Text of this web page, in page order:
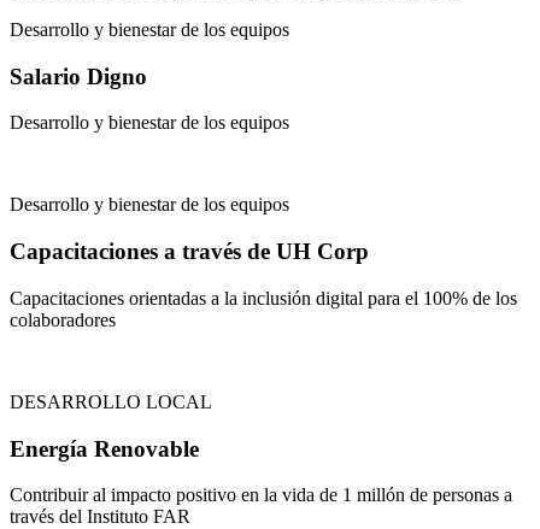
Desarrollo y bienestar de los equipos
Salario Digno
Desarrollo y bienestar de los equipos
Desarrollo y bienestar de los equipos
Capacitaciones a través de UH Corp
Capacitaciones orientadas a la inclusión digital para el 100% de los
colaboradores
DESARROLLO LOCAL
Energía Renovable
Contribuir al impacto positivo en la vida de 1 millón de personas a
través del Instituto FAR